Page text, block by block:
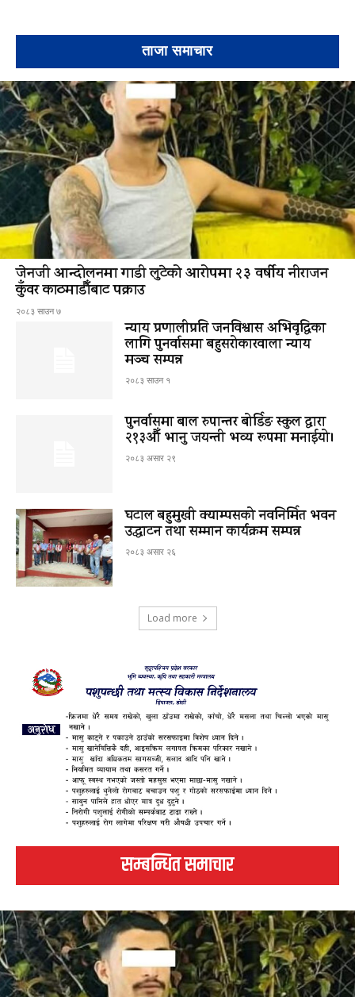
ताजा समाचार
जेनजी आन्दोलनमा गाडी लुटेको आरोपमा २३ वर्षीय नीराजन
कुँवर काठमाडौँबाट पक्राउ
२०८३ साउन ७
न्याय प्रणालीप्रति जनविश्वास अभिवृद्धिका
लागि पुनर्वासमा बहुसरोकारवाला न्याय
मञ्च सम्पन्न
२०८३ साउन १
पुनर्वासमा बाल रुपान्तर बोर्डिङ स्कुल द्धारा
२१३औँ भानु जयन्ती भव्य रूपमा मनाईयो।
२०८३ असार २९
घटाल बहुमुखी क्याम्पसको नवनिर्मित भवन
उद्घाटन तथा सम्मान कार्यक्रम सम्पन्न
२०८३ असार २६
Load more
सम्बन्धित समाचार